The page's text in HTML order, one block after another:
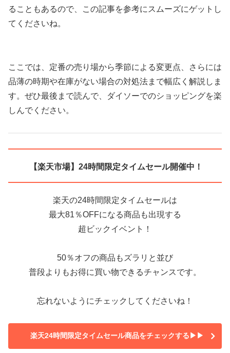
ることもあるので、この記事を参考にスムーズにゲットし
てくださいね。
ここでは、定番の売り場から季節による変更点、さらには
品薄の時期や在庫がない場合の対処法まで幅広く解説しま
す。ぜひ最後まで読んで、ダイソーでのショッピングを楽
しんでください。
【楽天市場】24時間限定タイムセール開催中！
楽天の24時間限定タイムセールは
最大81％OFFになる商品も出現する
超ビックイベント！
50％オフの商品もズラリと並び
普段よりもお得に買い物できるチャンスです。
忘れないようにチェックしてくださいね！
楽天24時間限定タイムセール商品をチェックする▶▶